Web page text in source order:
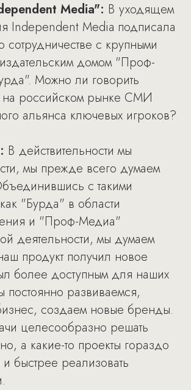
Media": В уходящем
Independent Media подписала
сотрудничестве с крупными
домом "Проф-
Можно ли говорить
на российском рынке СМИ
альянса ключевых игроков?
В действительности мы
мы прежде всего думаем
с такими
"Бурда" в области
и "Проф-Медиа"
деятельности, мы думаем
продукт получил новое
более доступным для наших
постоянно развиваемся,
создаем новые бренды.
целесообразно решать
а какие-то проекты гораздо
быстрее реализовать